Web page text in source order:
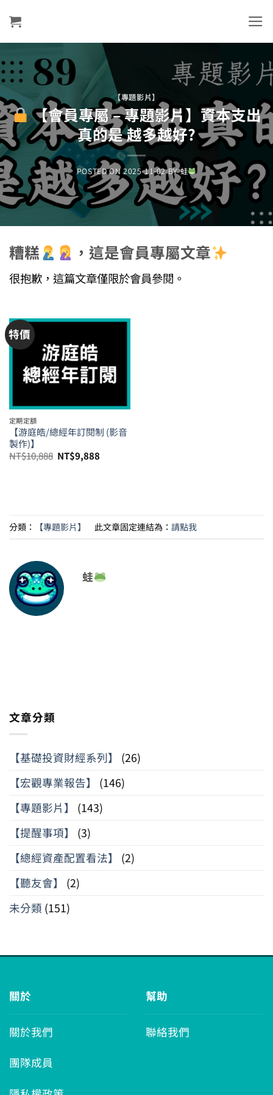
content
【專題影片】
【會員專屬 – 專題影片】資本支出
真的是 越多越好?
POSTED ON2025-11-02 BY蛙
糟糕 ，這是會員專屬文章
很抱歉，這篇文章僅限於會員參閱。
特價
定期定額
【游庭皓/總經年訂閱制 (影音
製作)】
NT$10,888 原
始
NT$9,888
分類： 【專題影片】 此文章固定連結為： 請點我
蛙
文章分類
【基礎投資財經系列】
(26)
【宏觀專業報告】
(146)
【專題影片】
(143)
【提醒事項】
(3)
【總經資產配置看法】
(2)
【聽友會】
(2)
未分類 (151)
關於
關於我們
團隊成員
幫助
聯絡我們